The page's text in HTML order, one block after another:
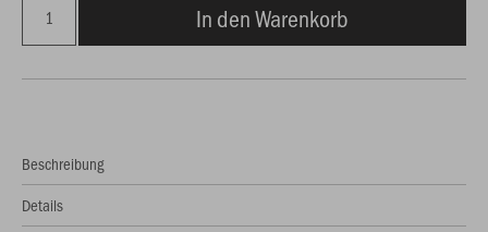
In den Warenkorb
Beschreibung
Details